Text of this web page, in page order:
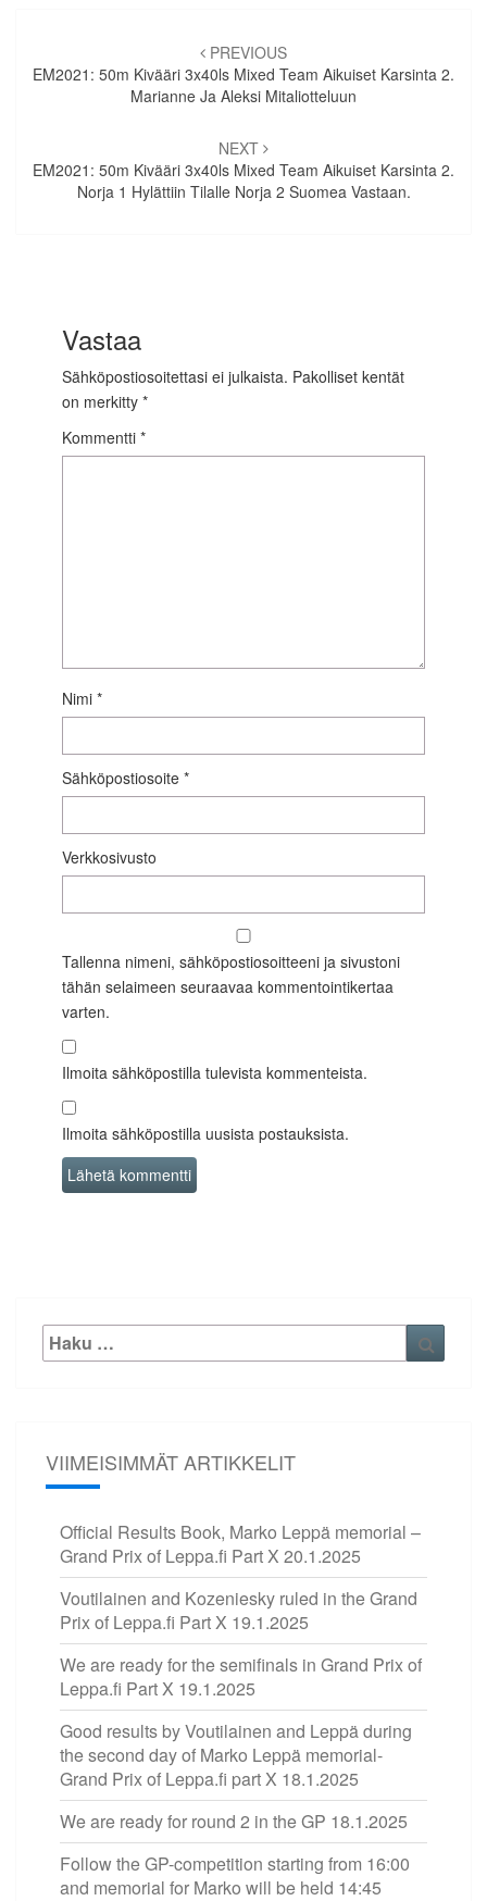
selaus
PREVIOUS
EM2021: 50m Kivääri 3x40ls Mixed Team Aikuiset Karsinta 2.
Marianne Ja Aleksi Mitaliotteluun
NEXT
EM2021: 50m Kivääri 3x40ls Mixed Team Aikuiset Karsinta 2.
Norja 1 Hylättiin Tilalle Norja 2 Suomea Vastaan.
Vastaa
Sähköpostiosoitettasi ei julkaista. Pakolliset kentät
on merkitty *
Kommentti *
Nimi *
Sähköpostiosoite *
Verkkosivusto
Tallenna nimeni, sähköpostiosoitteeni ja sivustoni
tähän selaimeen seuraavaa kommentointikertaa
varten.
Ilmoita sähköpostilla tulevista kommenteista.
Ilmoita sähköpostilla uusista postauksista.
Etsi:
VIIMEISIMMÄT ARTIKKELIT
Official Results Book, Marko Leppä memorial –
Grand Prix of Leppa.fi Part X 20.1.2025
Voutilainen and Kozeniesky ruled in the Grand
Prix of Leppa.fi Part X 19.1.2025
We are ready for the semifinals in Grand Prix of
Leppa.fi Part X 19.1.2025
Good results by Voutilainen and Leppä during
the second day of Marko Leppä memorial-
Grand Prix of Leppa.fi part X 18.1.2025
We are ready for round 2 in the GP 18.1.2025
Follow the GP-competition starting from 16:00
and memorial for Marko will be held 14:45